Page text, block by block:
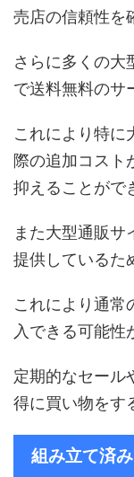
売店の信頼性を
さらに多くの大
で送料無料のサ
これにより特に
際の追加コスト
抑えることがで
また大型通販サ
提供しているた
これにより通常
入できる可能性
定期的なセール
得に買い物をす
組み立て済